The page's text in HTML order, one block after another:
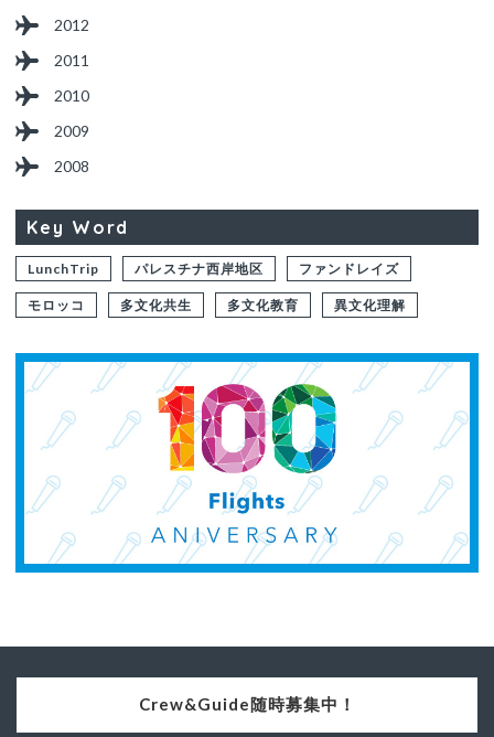
2012
2011
2010
2009
2008
Key Word
LunchTrip パレスチナ西岸地区 ファンドレイズ
モロッコ 多文化共生 多文化教育 異文化理解
Crew&Guide随時募集中！